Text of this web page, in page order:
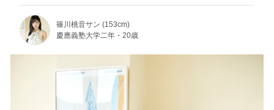
篠川桃音サン (153cm)
慶應義塾大学二年・20歳